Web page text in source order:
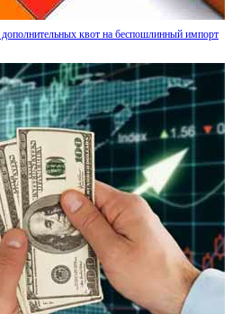
квот на беспошлинный импорт